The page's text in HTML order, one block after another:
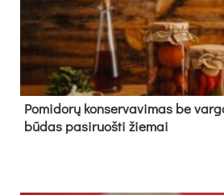
Pomidorų konservavimas be
būdas pasiruošti žiemai